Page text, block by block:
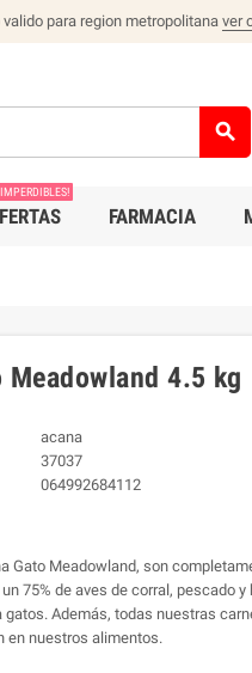
para region metropolitana ver
search
IMPERDIBLES!
FARMACIA
Meadowland 4.5 kg
acana
37037
064992684112
Gato Meadowland, son
75% de aves de corral, pescado
gatos. Además, todas nuestras
en nuestros alimentos.